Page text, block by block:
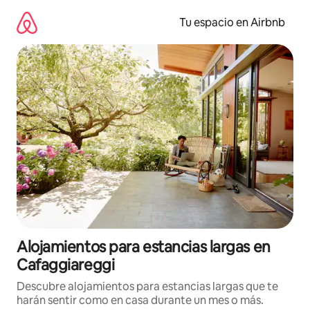
contenido
Tu espacio en Airbnb
Alojamientos para estancias largas en
Cafaggiareggi
Descubre alojamientos para estancias largas que te
harán sentir como en casa durante un mes o más.